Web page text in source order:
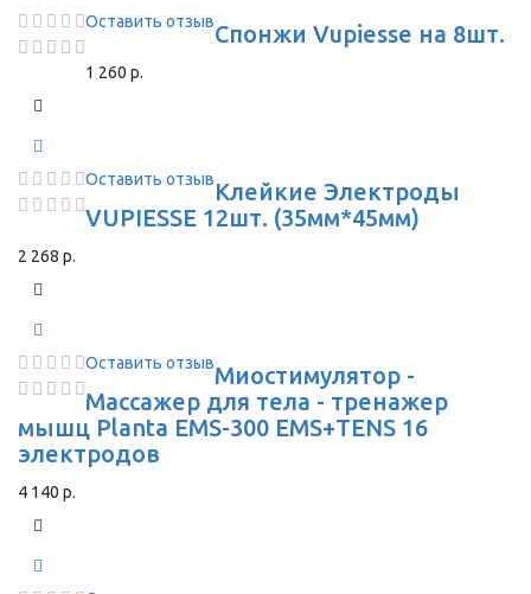
Оставить отзывСпонжи Vupiesse на 8шт.
1 260 р.
Оставить отзывКлейкие Электроды
VUPIESSE 12шт. (35мм*45мм)
2 268 р.
Оставить отзывМиостимулятор -
Массажер для тела - тренажер
мышц Planta EMS-300 EMS+TENS 16
электродов
4 140 р.